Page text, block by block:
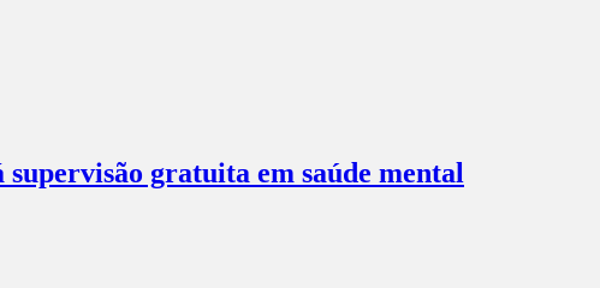
gratuita em saúde mental